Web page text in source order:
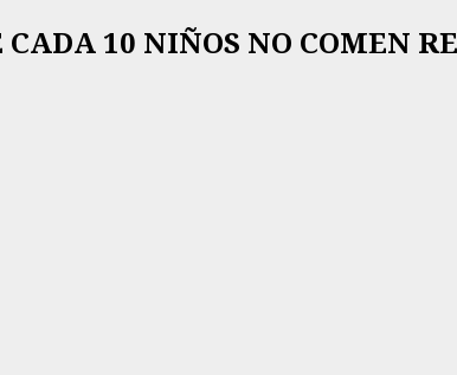
CADA 10 NIÑOS NO COMEN